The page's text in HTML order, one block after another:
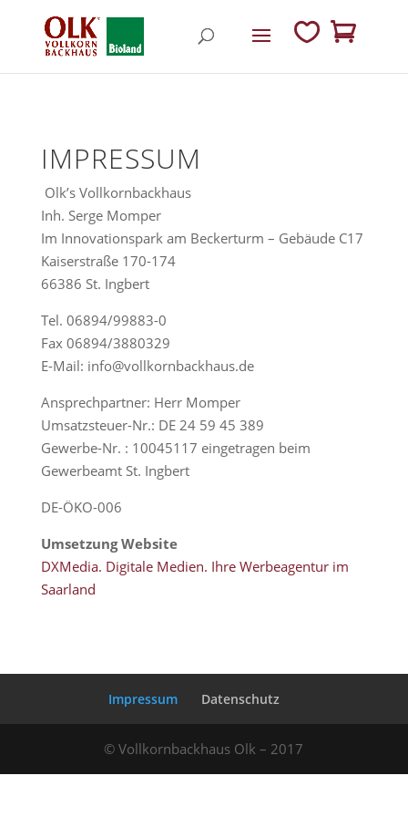
IMPRESSUM
Olk’s Vollkornbackhaus
Inh. Serge Momper
Im Innovationspark am Beckerturm – Gebäude C17
Kaiserstraße 170-174
66386 St. Ingbert
Tel. 06894/99883-0
Fax 06894/3880329
E-Mail: info@vollkornbackhaus.de
Ansprechpartner: Herr Momper
Umsatzsteuer-Nr.: DE 24 59 45 389
Gewerbe-Nr. : 10045117 eingetragen beim
Gewerbeamt St. Ingbert
DE-ÖKO-006
Umsetzung Website
DXMedia. Digitale Medien. Ihre Werbeagentur im
Saarland
Impressum Datenschutz
© Vollkornbackhaus Olk – 2017